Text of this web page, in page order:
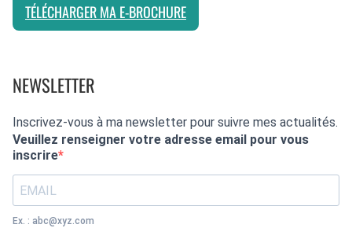
TÉLÉCHARGER MA E-BROCHURE
NEWSLETTER
Inscrivez-vous à ma newsletter pour suivre mes actualités.
Veuillez renseigner votre adresse email pour vous
inscrire
Ex. : abc@xyz.com